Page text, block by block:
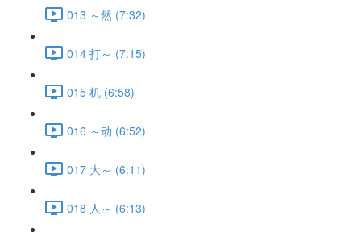
013 ～然 (7:32)
014 打～ (7:15)
015 机 (6:58)
016 ～动 (6:52)
017 大～ (6:11)
018 人～ (6:13)